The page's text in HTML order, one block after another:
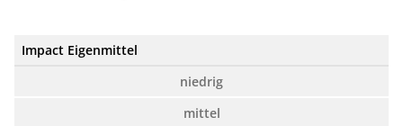
Impact Eigenmittel
niedrig
mittel